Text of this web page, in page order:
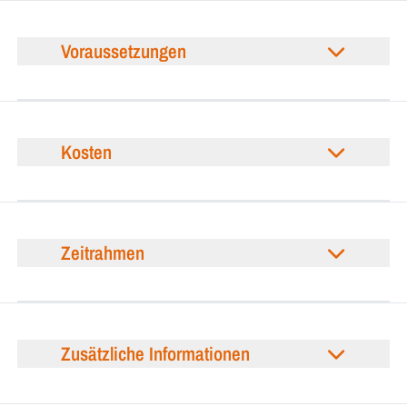
Voraussetzungen
Kosten
Zeitrahmen
Zusätzliche Informationen